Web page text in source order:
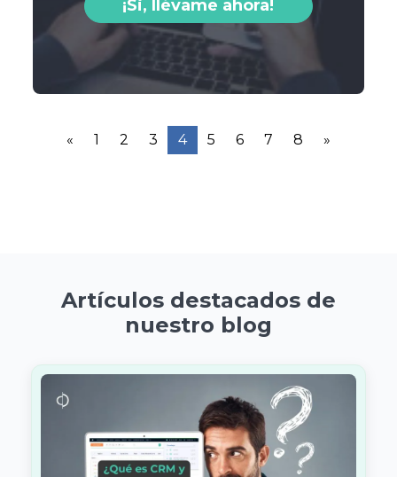
¡Si, llévame ahora!
« 1 2 3 4 5 6 7 8 »
Artículos destacados de
nuestro blog